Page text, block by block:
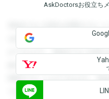
AskDoctorsお役立ち
登録すると回答を閲覧するこ
を閲覧することができます。
ができます。登録すると回答
録すると回答を閲覧すること
閲覧することができます。登
できます。登録すると回答を